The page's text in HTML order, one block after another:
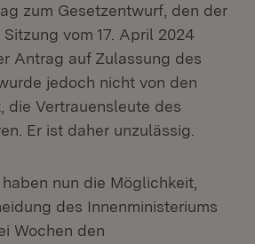
zum Gesetzentwurf, den der
vom 17. April 2024
Antrag auf Zulassung des
jedoch nicht von den
die Vertrauensleute des
Er ist daher unzulässig.
nun die Möglichkeit,
des Innenministeriums
Wochen den